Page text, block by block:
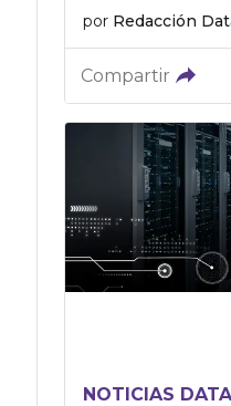
por Redacción
Compartir
NOTICIAS